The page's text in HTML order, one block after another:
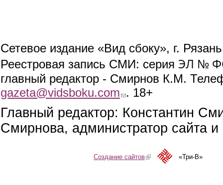
Сетевое издание «Вид сбоку», г.
Реестровая запись СМИ: серия ЭЛ №
главный редактор - Смирнов К.М.
gazeta@vidsboku.com (link sends e-mail)
. 18+
Главный редактор: Константин
Смирнова, администратор сайта
Создание сайтов(link is external)«Три-В»